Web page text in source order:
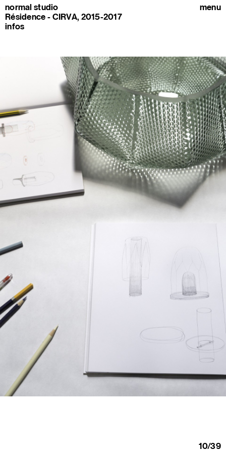
normal studio
Résidence - CIRVA, 2015-2017
infos
menu
10/39